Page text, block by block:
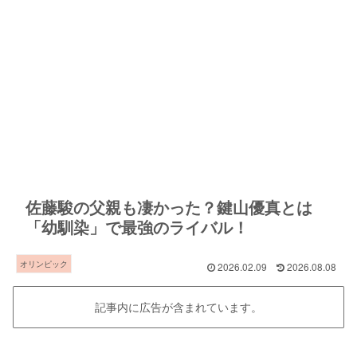
佐藤駿の父親も凄かった？鍵山優真とは
「幼馴染」で最強のライバル！
オリンピック 2026.02.09 2026.08.08
記事内に広告が含まれています。